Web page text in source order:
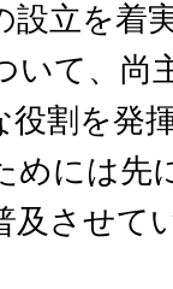
設立を着
いて、尚
役割を発
めには先
及させて